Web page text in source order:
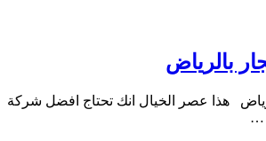
بالرياض
هذا عصر الخيال انك تحتاج افضل شركة
…